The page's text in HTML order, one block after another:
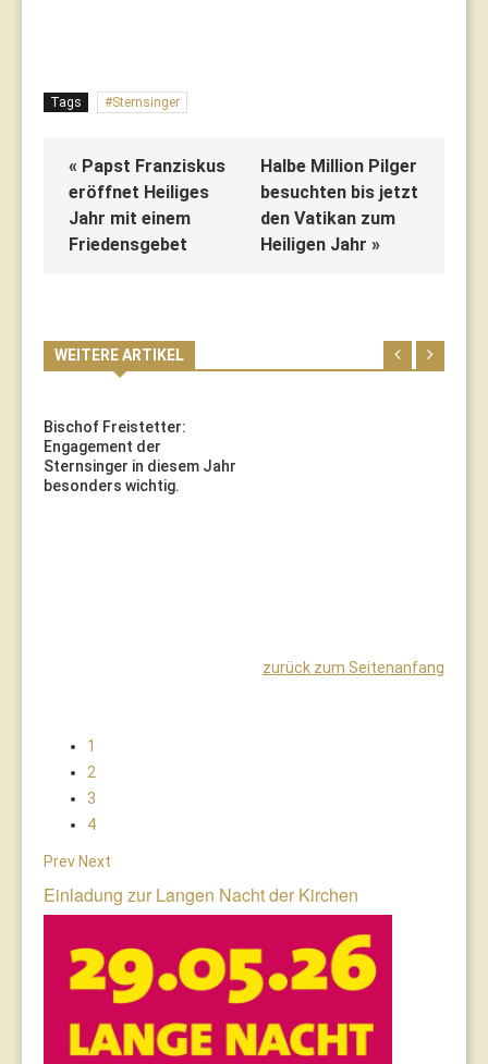
Tags Sternsinger
« Papst Franziskus
eröffnet Heiliges
Jahr mit einem
Friedensgebet
Halbe Million Pilger
besuchten bis jetzt
den Vatikan zum
Heiligen Jahr »
WEITERE ARTIKEL
Bischof Freistetter:
Engagement der
Sternsinger in diesem Jahr
besonders wichtig.
zurück zum Seitenanfang
1
2
3
4
Prev Next
Einladung zur Langen Nacht der Kirchen